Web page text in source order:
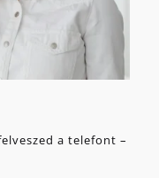
a telefont –